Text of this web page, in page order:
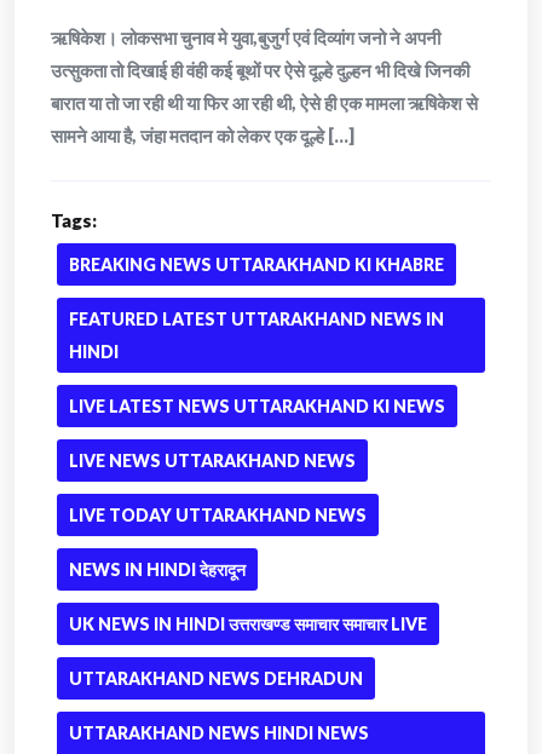
ऋषिकेश। लोकसभा चुनाव मे युवा,बुजुर्ग एवं दिव्यांग जनो ने अपनी
उत्सुकता तो दिखाई ही वंही कई बूथों पर ऐसे दूल्हे दुल्हन भी दिखे जिनकी
बारात या तो जा रही थी या फिर आ रही थी, ऐसे ही एक मामला ऋषिकेश से
सामने आया है, जंहा मतदान को लेकर एक दूल्हे [...]
Tags:
BREAKING NEWS UTTARAKHAND KI KHABRE
FEATURED LATEST UTTARAKHAND NEWS IN
HINDI
LIVE LATEST NEWS UTTARAKHAND KI NEWS
LIVE NEWS UTTARAKHAND NEWS
LIVE TODAY UTTARAKHAND NEWS
NEWS IN HINDI देहरादून
UK NEWS IN HINDI उत्तराखण्ड समाचार समाचार LIVE
UTTARAKHAND NEWS DEHRADUN
UTTARAKHAND NEWS HINDI NEWS